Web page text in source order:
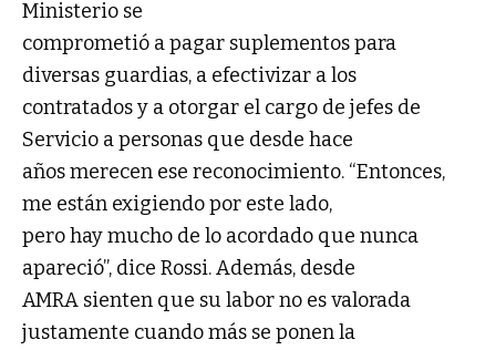
Ministerio se
comprometió a pagar suplementos para
diversas guardias, a efectivizar a los
contratados y a otorgar el cargo de jefes de
Servicio a personas que desde hace
años merecen ese reconocimiento. “Entonces,
me están exigiendo por este lado,
pero hay mucho de lo acordado que nunca
apareció”, dice Rossi. Además, desde
AMRA sienten que su labor no es valorada
justamente cuando más se ponen la